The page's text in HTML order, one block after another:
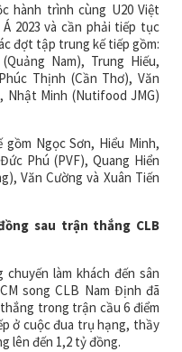
hành trình cùng U20 Việt
2023 và cần phải tiếp tục
đợt tập trung kế tiếp gồm:
Nam), Trung Hiếu,
Thịnh (Cần Thơ), Văn
Nhật Minh (Nutifood JMG)
Ngọc Sơn, Hiểu Minh,
Phú (PVF), Quang Hiển
Văn Cường và Xuân Tiến
sau trận thắng CLB
làm khách đến sân
song CLB Nam Định đã
trong trận cầu 6 điểm
ở cuộc đua trụ hạng, thầy
lên đến 1,2 tỷ đồng.